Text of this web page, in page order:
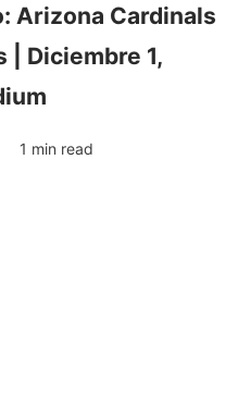
Arizona Cardinals
| Diciembre 1,
1 min read